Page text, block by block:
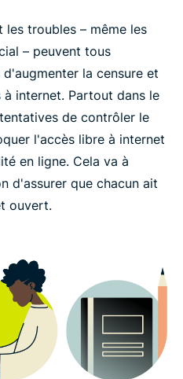
les troubles – même les
– peuvent tous
la censure et
internet. Partout dans le
de contrôler le
l'accès libre à internet
en ligne. Cela va à
d'assurer que chacun ait
ouvert.